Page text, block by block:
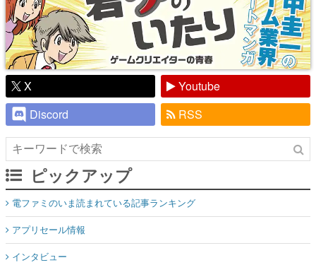
X
Youtube
Discord
RSS
ピックアップ
電ファミのいま読まれている記事ランキング
アプリセール情報
インタビュー